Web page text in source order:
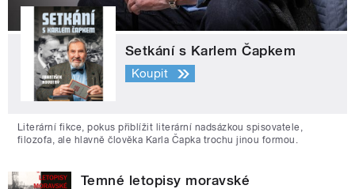
Setkání s Karlem Čapkem
Koupit
Literární fikce, pokus přiblížit literární nadsázkou spisovatele,
filozofa, ale hlavně člověka Karla Čapka trochu jinou formou.
Temné letopisy moravské